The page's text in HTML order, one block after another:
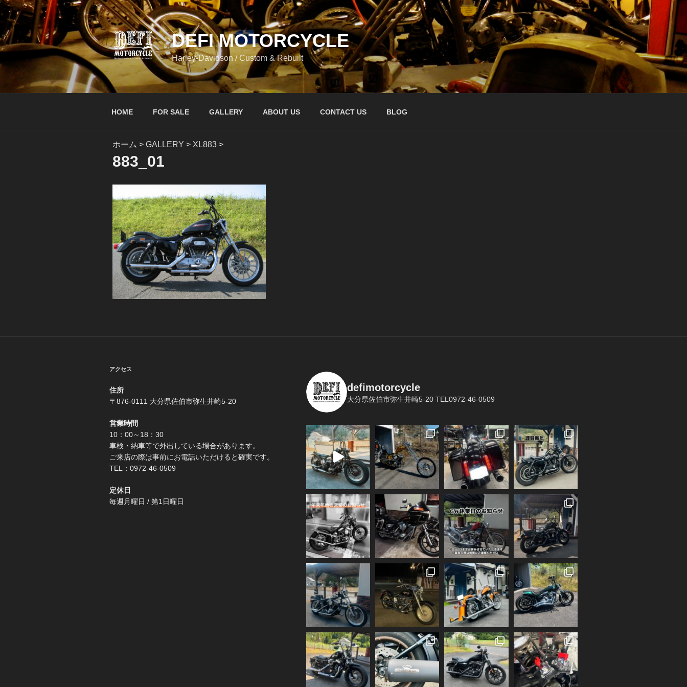
コ
ン
テ
ン
ツ
へ
キ
DEFI MOTORCYCLE
Harley-Davidson / Custom & Rebuilt
HOME FOR SALE GALLERY ABOUT US CONTACT US BLOG
ホーム > GALLERY > XL883 >
883_01
アクセス
住所
〒876-0111 大分県佐伯市弥生井崎5-20
営業時間
10：00～18：30
車検・納車等で外出している場合があります。
ご来店の際は事前にお電話いただけると確実です。
TEL：0972-46-0509
定休日
毎週月曜日 / 第1日曜日
defimotorcycle
大分県佐伯市弥生井崎5-20TEL0972-46-0509